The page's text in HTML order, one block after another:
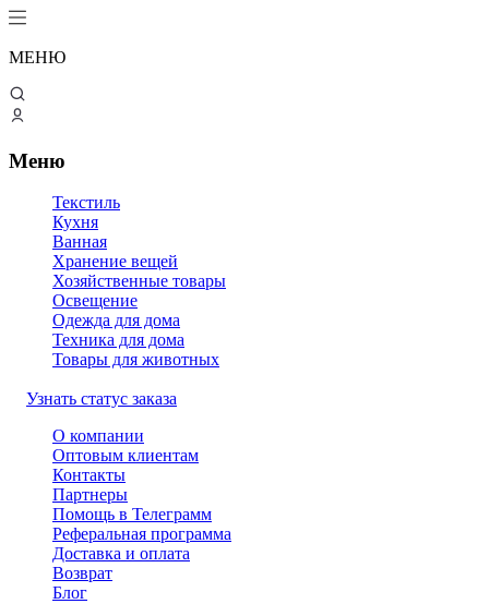
МЕНЮ
Меню
Текстиль
Кухня
Ванная
Хранение вещей
Хозяйственные товары
Освещение
Одежда для дома
Техника для дома
Товары для животных
Узнать статус заказа
О компании
Оптовым клиентам
Контакты
Партнеры
Помощь в Телеграмм
Реферальная программа
Доставка и оплата
Возврат
Блог